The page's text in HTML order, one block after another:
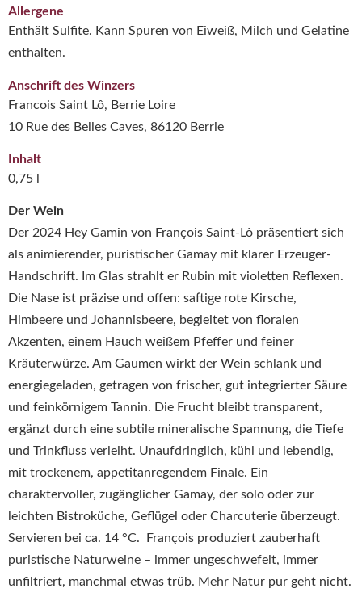
Der Wein
Der 2024 Hey Gamin von François Saint-Lô präsentiert sich
als animierender, puristischer Gamay mit klarer Erzeuger-
Handschrift. Im Glas strahlt er Rubin mit violetten Reflexen.
Die Nase ist präzise und offen: saftige rote Kirsche,
Himbeere und Johannisbeere, begleitet von floralen
Akzenten, einem Hauch weißem Pfeffer und feiner
Kräuterwürze. Am Gaumen wirkt der Wein schlank und
energiegeladen, getragen von frischer, gut integrierter Säure
und feinkörnigem Tannin. Die Frucht bleibt transparent,
ergänzt durch eine subtile mineralische Spannung, die Tiefe
und Trinkfluss verleiht. Unaufdringlich, kühl und lebendig,
mit trockenem, appetitanregendem Finale. Ein
charaktervoller, zugänglicher Gamay, der solo oder zur
leichten Bistroküche, Geflügel oder Charcuterie überzeugt.
Servieren bei ca. 14 °C. François produziert zauberhaft
puristische Naturweine – immer ungeschwefelt, immer
unfiltriert, manchmal etwas trüb. Mehr Natur pur geht nicht.
Allergene
Enthält Sulfite. Kann Spuren von Eiweiß, Milch und Gelatine
enthalten.
Anschrift des Winzers
Francois Saint Lô, Berrie Loire
10 Rue des Belles Caves, 86120 Berrie
Inhalt
0,75 l